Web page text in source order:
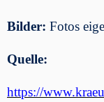
Bilder: Fotos
Quelle:
https://